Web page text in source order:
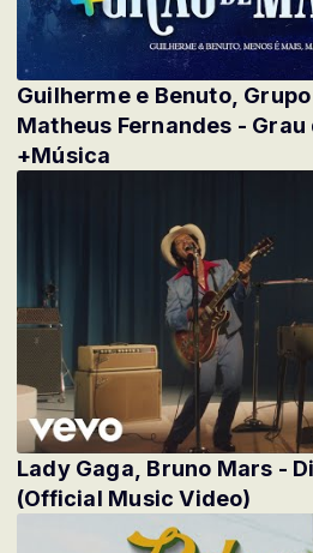
Guilherme e Benuto, Grupo
Matheus Fernandes -
+Música
Lady Gaga, Bruno Mars -
(Official Music Video)